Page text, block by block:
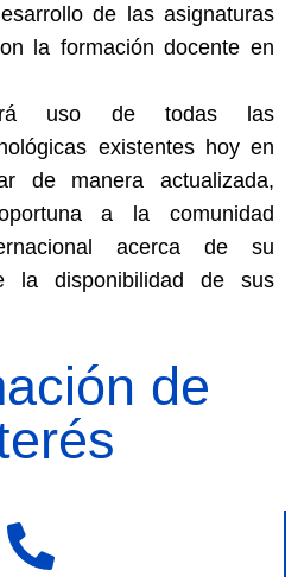
de las asignaturas
la formación docente en
uso de todas las
existentes hoy en
de manera actualizada,
a la comunidad
acerca de su
la disponibilidad de sus
de